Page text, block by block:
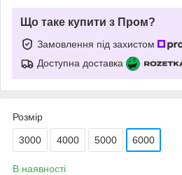
Що таке купити з Пром?
Замовлення під захистом
Доступна доставка
Розмір
3000 4000 5000 6000
В наявності